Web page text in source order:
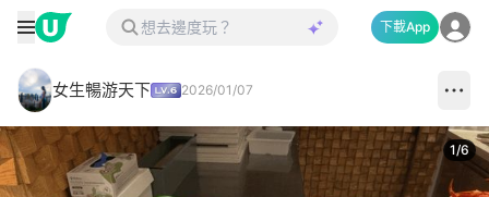
下載App
女生暢游天下 2026/01/07
1/6